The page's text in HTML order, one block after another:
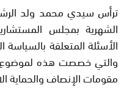
ترأس سيدي محمد ولد
الشهرية بمجلس
الأسئلة المتعلقة
والتي خصصت هذه لموضوع :
مقومات الإنصاف والحماية